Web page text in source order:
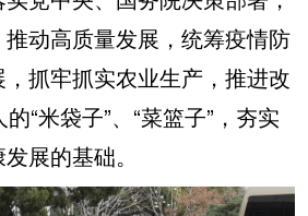
动高质量发展，统筹疫情防
抓牢抓实农业生产，推进改
“米袋子”、“菜篮子”，夯实
展的基础。